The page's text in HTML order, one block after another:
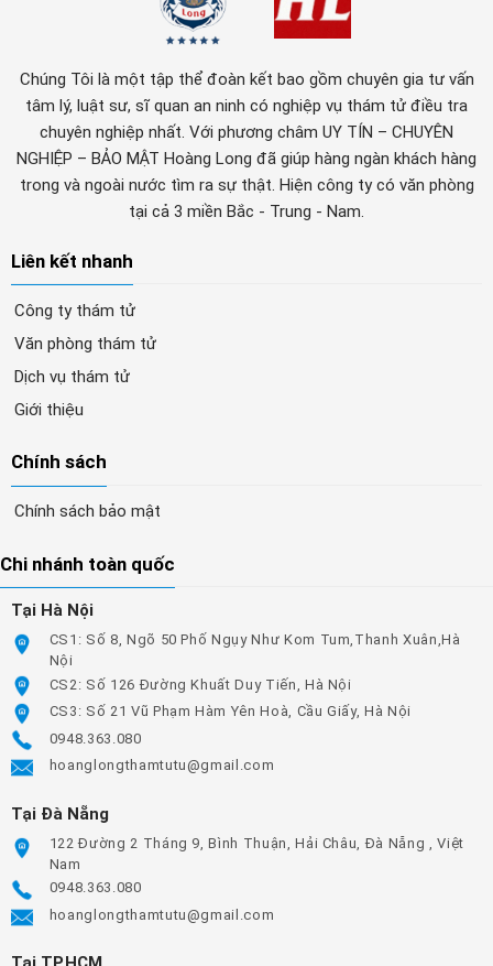
Chúng Tôi là một tập thể đoàn kết bao gồm chuyên gia tư vấn
tâm lý, luật sư, sĩ quan an ninh có nghiệp vụ thám tử điều tra
chuyên nghiệp nhất. Với phương châm UY TÍN – CHUYÊN
NGHIỆP – BẢO MẬT Hoàng Long đã giúp hàng ngàn khách hàng
trong và ngoài nước tìm ra sự thật. Hiện công ty có văn phòng
tại cả 3 miền Bắc - Trung - Nam.
Liên kết nhanh
Công ty thám tử
Văn phòng thám tử
Dịch vụ thám tử
Giới thiệu
Chính sách
Chính sách bảo mật
Chi nhánh toàn quốc
Tại Hà Nội
CS1: Số 8, Ngõ 50 Phố Ngụy Như Kom Tum,Thanh Xuân,Hà
Nội
CS2: Số 126 Đường Khuất Duy Tiến, Hà Nội
CS3: Số 21 Vũ Phạm Hàm Yên Hoà, Cầu Giấy, Hà Nội
0948.363.080
hoanglongthamtutu@gmail.com
Tại Đà Nẵng
122 Đường 2 Tháng 9, Bình Thuận, Hải Châu, Đà Nẵng , Việt
Nam
0948.363.080
hoanglongthamtutu@gmail.com